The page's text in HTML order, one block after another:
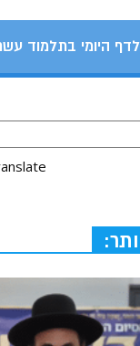
לדף היומי בתלמוד